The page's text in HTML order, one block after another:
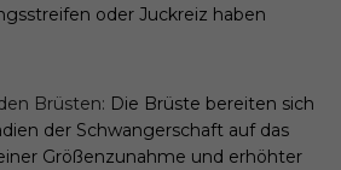
oder Juckreiz haben
Brüsten: Die Brüste bereiten sich
der Schwangerschaft auf das
Größenzunahme und erhöhter